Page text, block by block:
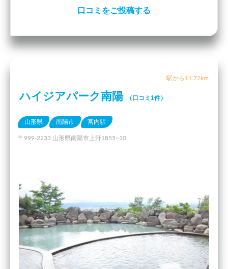
口コミをご投稿する
駅から11.72km
ハイジアパーク南陽 （口コミ1件）
山形県 南陽市 宮内駅
〒999-2233 山形県南陽市上野1855−10